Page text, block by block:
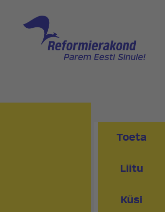
PEAKONTOR
PRESSIKONTAKT
PIIRKONNAD
Toeta
Liitu
Küsi